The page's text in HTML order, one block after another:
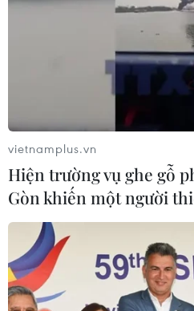
Do lượng rác thải sinh hoạt
sinh môi trường vận chuyển
ứ, chất đống tại các bãi trung
vietnamplus.vn
Hiện trường vụ ghe gỗ
Gòn khiến một người